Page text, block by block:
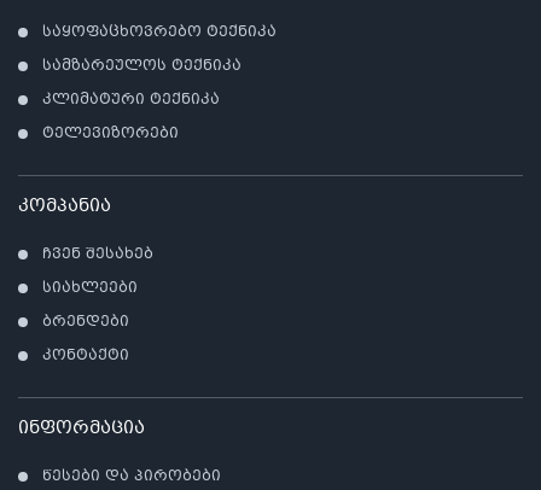
საყოფაცხოვრებო ტექნიკა
სამზარეულოს ტექნიკა
კლიმატური ტექნიკა
ტელევიზორები
კომპანია
ჩვენ შესახებ
სიახლეები
ბრენდები
კონტაქტი
ინფორმაცია
წესები და პირობები